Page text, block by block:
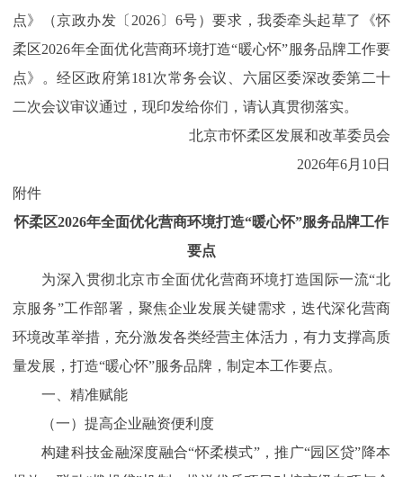
点》（京政办发〔2026〕6号）要求，我委牵头起草了《怀
柔区2026年全面优化营商环境打造“暖心怀”服务品牌工作要
点》。经区政府第181次常务会议、六届区委深改委第二十
二次会议审议通过，现印发给你们，请认真贯彻落实。
北京市怀柔区发展和改革委员会
2026年6月10日
附件
怀柔区2026年全面优化营商环境打造“暖心怀”服务品牌工作
要点
为深入贯彻北京市全面优化营商环境打造国际一流“北
京服务”工作部署，聚焦企业发展关键需求，迭代深化营商
环境改革举措，充分激发各类经营主体活力，有力支撑高质
量发展，打造“暖心怀”服务品牌，制定本工作要点。
一、精准赋能
（一）提高企业融资便利度
构建科技金融深度融合“怀柔模式”，推广“园区贷”降本